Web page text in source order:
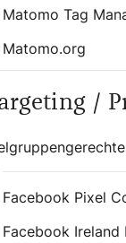
Matomo Tag
Matomo.org
/
Facebook Pixel
Facebook Ireland